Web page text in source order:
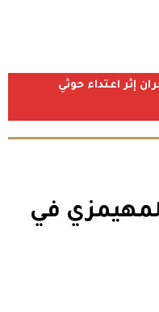
في نجران إثر اعتداء حوثي
في